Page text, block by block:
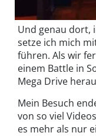
Und genau dort,
setze ich mich
führen. Als wir
einem Battle in
Mega Drive
Mein Besuch
von so viel
es mehr als nur